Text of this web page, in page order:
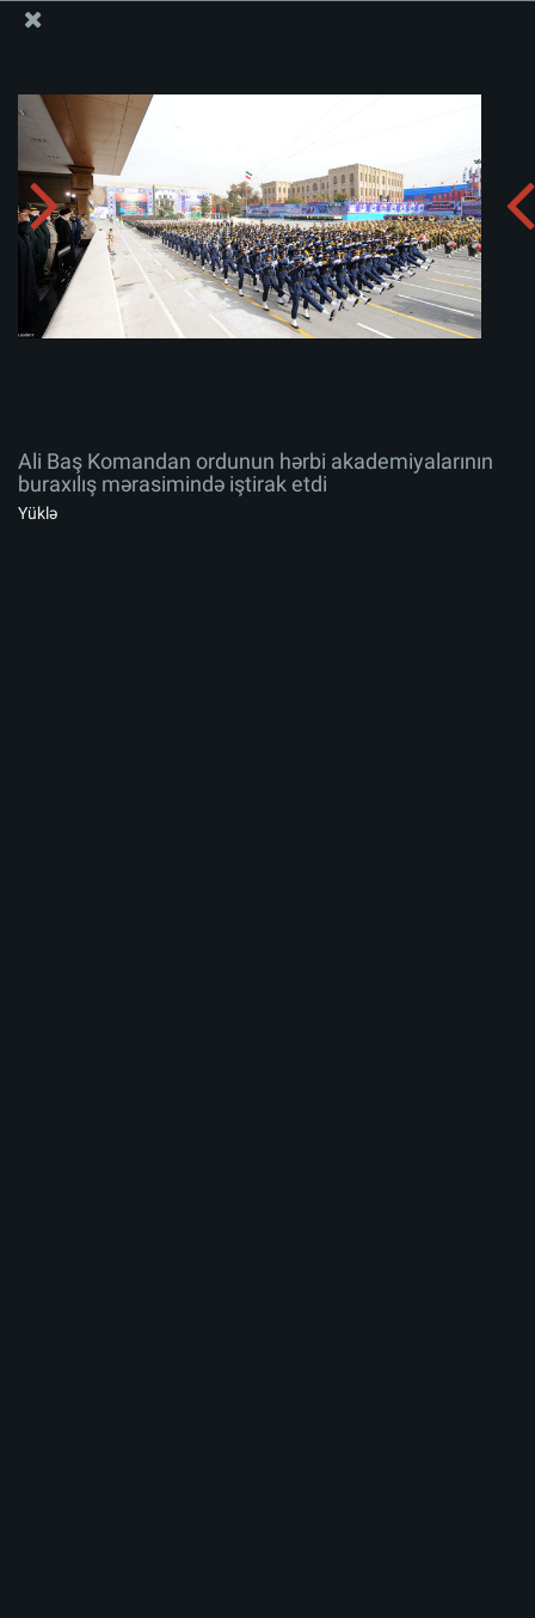
Ali Baş Komandan ordunun hərbi akademiyalarının
buraxılış mərasimində iştirak etdi
Albomu yüklə:
Ali Baş Komandan ordunun hərbi akademiyalarının
buraxılış mərasimində iştirak etdi
Yüklə